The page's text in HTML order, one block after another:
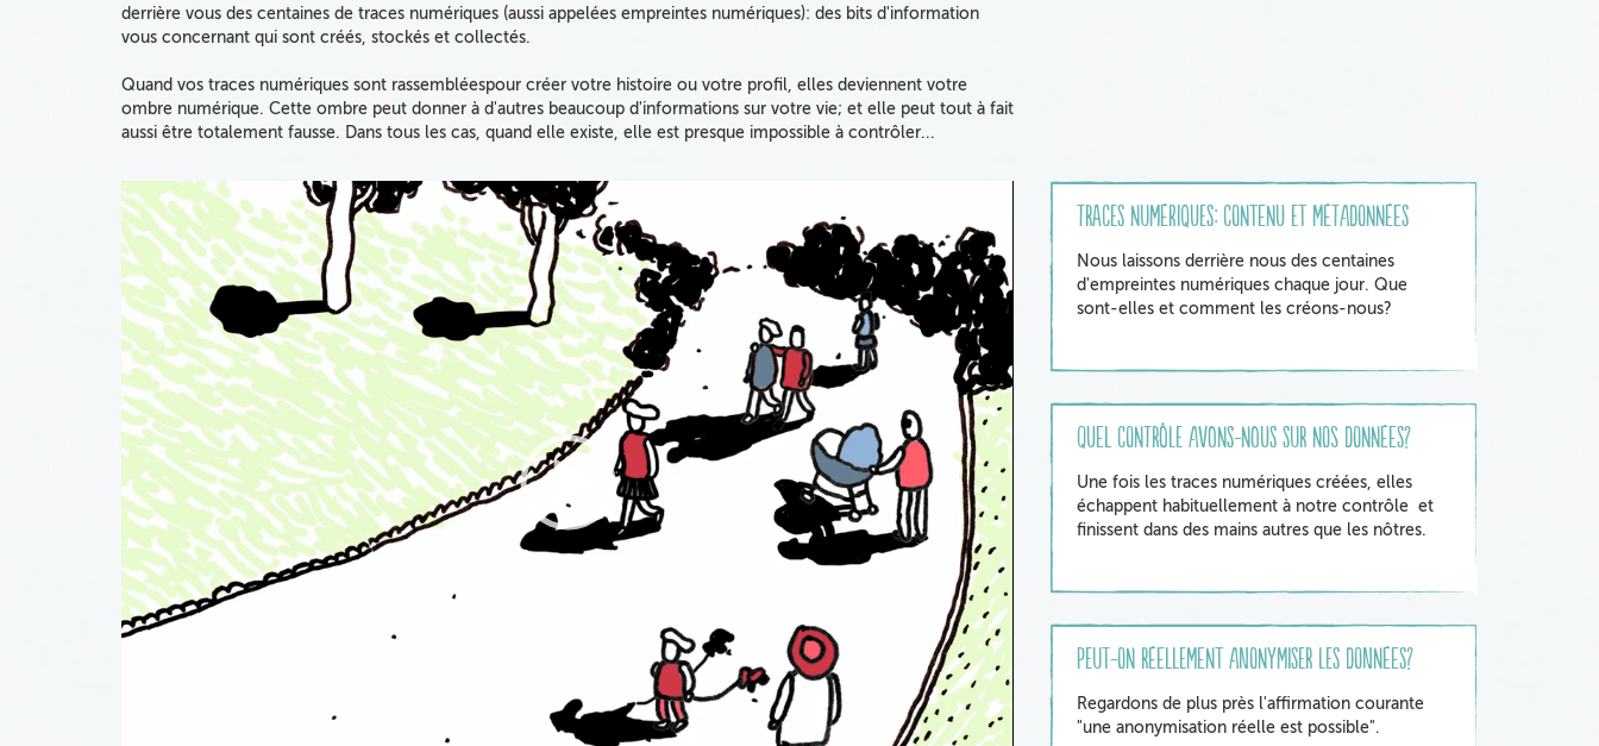
derrière vous des centaines de traces numériques (aussi appelées empreintes numériques): des bits d'information
vous concernant qui sont créés, stockés et collectés.
Quand vos traces numériques sont rassembléespour créer votre histoire ou votre profil, elles deviennent votre
ombre numérique. Cette ombre peut donner à d'autres beaucoup d'informations sur votre vie; et elle peut tout à fait
aussi être totalement fausse. Dans tous les cas, quand elle existe, elle est presque impossible à contrôler...
Traces numériques: contenu et métadonnées
Nous laissons derrière nous des centaines
d'empreintes numériques chaque jour. Que
sont-elles et comment les créons-nous?
Quel contrôle avons-nous sur nos données?
Une fois les traces numériques créées, elles
échappent habituellement à notre contrôle et
finissent dans des mains autres que les nôtres.
Peut-on réellement anonymiser les données?
Regardons de plus près l'affirmation courante
"une anonymisation réelle est possible".